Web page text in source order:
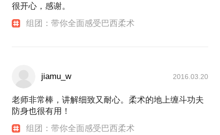
很开心，感谢。
组团：带你全面感受巴西柔术
jiamu_w 2016.03.20
老师非常棒，讲解细致又耐心。柔术的地上缠斗功夫
防身也很有用！
组团：带你全面感受巴西柔术